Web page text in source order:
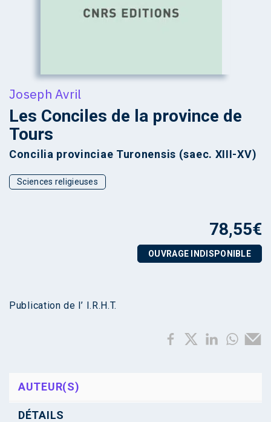
Joseph Avril
Les Conciles de la province de
Tours
Concilia provinciae Turonensis (saec. XIII-XV)
Sciences religieuses
78,55€
OUVRAGE INDISPONIBLE
Publication de l’ I.R.H.T.
AUTEUR(S)
DÉTAILS